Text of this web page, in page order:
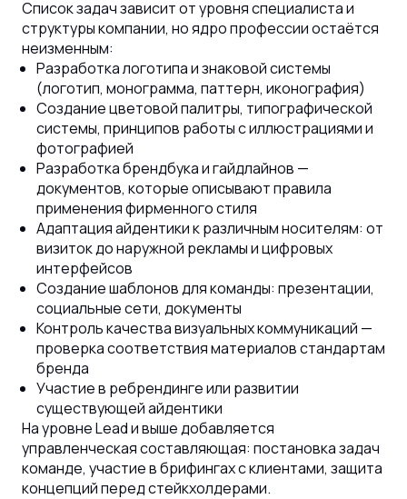
Список задач зависит от уровня специалиста и
структуры компании, но ядро профессии остаётся
неизменным:
Разработка логотипа и знаковой системы
(логотип, монограмма, паттерн, иконография)
Создание цветовой палитры, типографической
системы, принципов работы с иллюстрациями и
фотографией
Разработка брендбука и гайдлайнов —
документов, которые описывают правила
применения фирменного стиля
Адаптация айдентики к различным носителям: от
визиток до наружной рекламы и цифровых
интерфейсов
Создание шаблонов для команды: презентации,
социальные сети, документы
Контроль качества визуальных коммуникаций —
проверка соответствия материалов стандартам
бренда
Участие в ребрендинге или развитии
существующей айдентики
На уровне Lead и выше добавляется
управленческая составляющая: постановка задач
команде, участие в брифингах с клиентами, защита
концепций перед стейкхолдерами.